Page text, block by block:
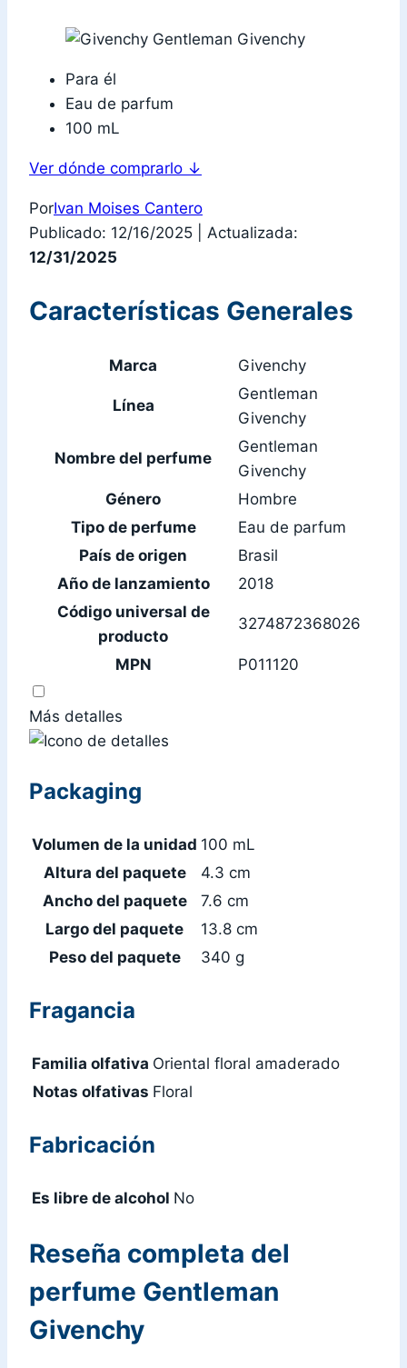
Para él
Eau de parfum
100 mL
Ver dónde comprarlo ↓
PorIvan Moises Cantero
Publicado: 12/16/2025
Actualizada:
12/31/2025
Características Generales
Marca Givenchy
Línea
Gentleman
Givenchy
Nombre del perfume
Gentleman
Givenchy
Género
Hombre
Tipo de perfume
Eau de parfum
País de origen
Brasil
Año de lanzamiento
2018
Código universal de
producto
3274872368026
MPN P011120
Más detalles
Packaging
Volumen de la unidad 100 mL
Altura del paquete
4.3 cm
Ancho del paquete
7.6 cm
Largo del paquete
13.8 cm
Peso del paquete
340 g
Fragancia
Familia olfativa Oriental floral amaderado
Notas olfativas Floral
Fabricación
Es libre de alcohol No
Reseña completa del
perfume Gentleman
Givenchy